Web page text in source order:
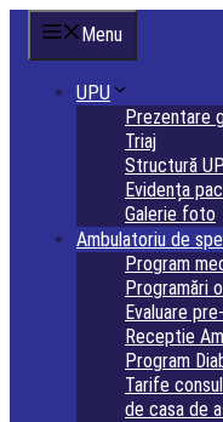
Sari
conținut
Menu
UPU
Prezentare
Triaj
Structură
Evidența
Galerie foto
Ambulatoriu de
Program
Programări
Evaluare
Receptie
Program
Tarife
de casa de